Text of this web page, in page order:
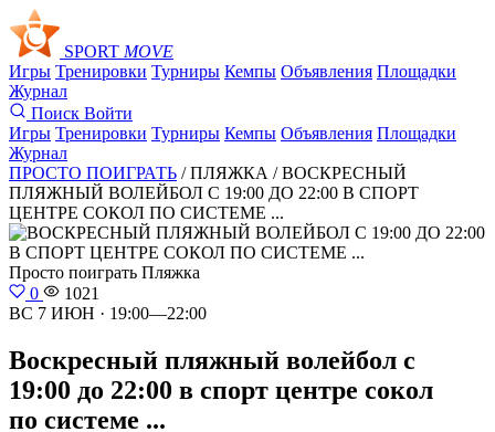
SPORT MOVE
Игры Тренировки Турниры Кемпы Объявления Площадки
Журнал
Поиск Войти
Игры Тренировки Турниры Кемпы Объявления Площадки
Журнал
ПРОСТО ПОИГРАТЬ / ПЛЯЖКА /ВОСКРЕСНЫЙ
ПЛЯЖНЫЙ ВОЛЕЙБОЛ С 19:00 ДО 22:00 В СПОРТ
ЦЕНТРЕ СОКОЛ ПО СИСТЕМЕ ...
Просто поиграть Пляжка
0
1021
ВС 7 ИЮН · 19:00—22:00
Воскресный пляжный волейбол с
19:00 до 22:00 в спорт центре сокол
по системе ...